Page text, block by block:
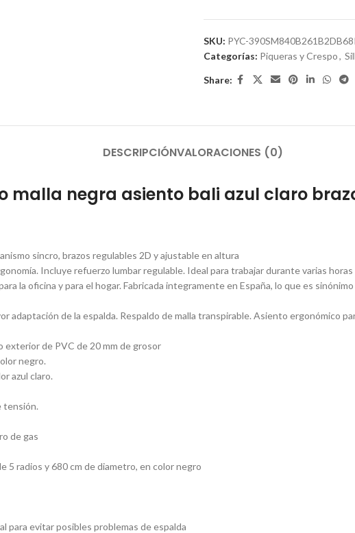
SKU: PYC-
Categorías: Piqueras y Crespo,
Share:
DESCRIPCIÓNVALORACIONES (0)
malla negra asiento bali azul claro
sincro, brazos regulables 2D y ajustable en altura
Incluye refuerzo lumbar regulable. Ideal para trabajar durante varias
la oficina y para el hogar. Fabricada integramente en España, lo que es
adaptación de la espalda. Respaldo de malla transpirable. Asiento ergonómico
de PVC de 20 mm de grosor
negro.
azul claro.
tensión.
de gas
5 radios y 680 cm de diametro, en color negro
para evitar posibles problemas de espalda